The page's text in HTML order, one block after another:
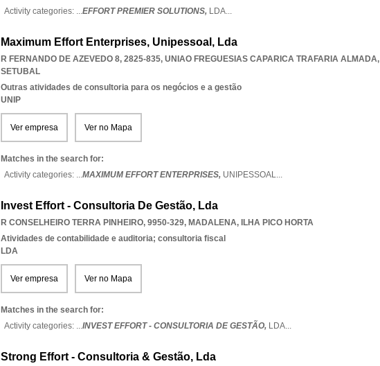
Activity categories: ...EFFORT PREMIER SOLUTIONS, LDA...
Maximum Effort Enterprises, Unipessoal, Lda
R FERNANDO DE AZEVEDO 8, 2825-835, UNIAO FREGUESIAS CAPARICA TRAFARIA ALMADA,
SETUBAL
Outras atividades de consultoria para os negócios e a gestão
UNIP
Ver empresa Ver no Mapa
Matches in the search for:
Activity categories: ...MAXIMUM EFFORT ENTERPRISES, UNIPESSOAL...
Invest Effort - Consultoria De Gestão, Lda
R CONSELHEIRO TERRA PINHEIRO, 9950-329, MADALENA, ILHA PICO HORTA
Atividades de contabilidade e auditoria; consultoria fiscal
LDA
Ver empresa Ver no Mapa
Matches in the search for:
Activity categories: ...INVEST EFFORT - CONSULTORIA DE GESTÃO, LDA...
Strong Effort - Consultoria & Gestão, Lda